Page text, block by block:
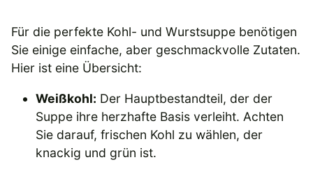
Für die perfekte Kohl- und Wurstsuppe benötigen
Sie einige einfache, aber geschmackvolle Zutaten.
Hier ist eine Übersicht:
Weißkohl: Der Hauptbestandteil, der der
Suppe ihre herzhafte Basis verleiht. Achten
Sie darauf, frischen Kohl zu wählen, der
knackig und grün ist.